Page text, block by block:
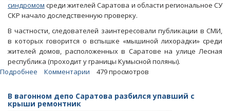
синдромом среди жителей Саратова и области региональное СУ
СКР начало доследственную проверку.
В частности, следователей заинтересовали публикации в СМИ,
в которых говорится о вспышке «мышиной лихорадки» среди
жителей домов, расположенных в Саратове на улице Лесная
республика (проходит у границы Кумысной поляны).
Подробнее
лихорадки».
Комментарии 479 просмотров
В вагонном депо Саратова разбился упавший с
крыши ремонтник